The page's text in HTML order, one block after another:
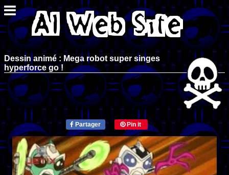
Dessin animé : Mega robot super singes
hyperforce go !
Partager Pin it